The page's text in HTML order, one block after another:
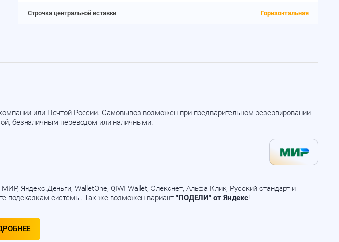
Строчка центральной вставки Горизонтальная
или Почтой России. Самовывоз возможен при предварительном резервировании
безналичным переводом или наличными.
Яндекс.Деньги, WalletOne, QIWI Wallet, Элекснет, Альфа Клик, Русский стандарт и
подсказкам системы. Так же возможен вариант"ПОДЕЛИ" от Яндекс!